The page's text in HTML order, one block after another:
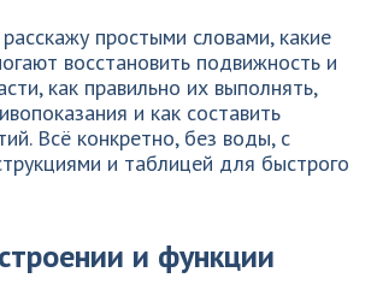
простыми словами, какие
восстановить подвижность и
как правильно их выполнять,
и как составить
Всё конкретно, без воды, с
и таблицей для быстрого
и функции